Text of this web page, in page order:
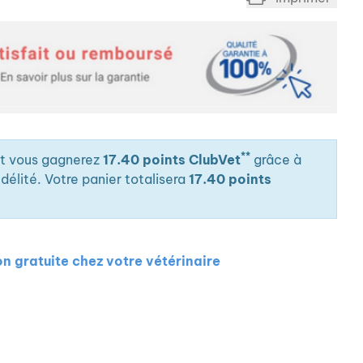
utiliser cet aliment : Croissance, gestation ou
cutanés et digestifs liés aux intolérances
vous gagnerez17.40 points ClubVet** grâce à
Votre panier totalisera 17.40 points
gratuite chez votre vétérinaire